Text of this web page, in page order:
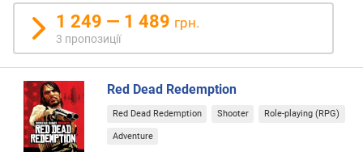
д
о
д
о
о
г
и
х
1 249 — 1 489 грн.
3 пропозиції
Red Dead Redemption
Red Dead Redemption Shooter Role-playing (RPG)
Adventure